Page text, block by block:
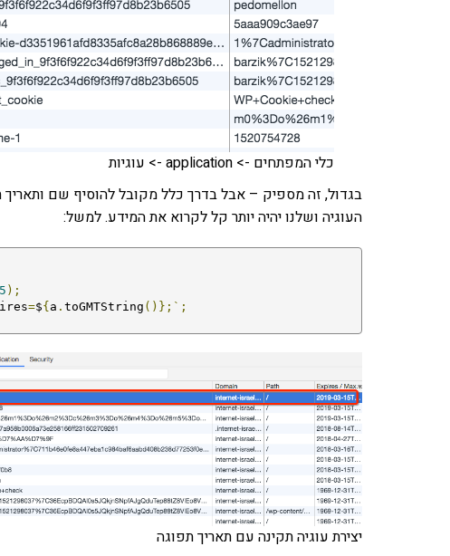
כלי המפתחים -> application -> עוגיות
בגדול, זה מספיק – אבל בדרך כלל מקובל להוסיף שם
העוגיה ושלנו יהיה יותר קל לקרוא את המידע. למשל:
);
=${ a .toGMTString ()};`;
יצירת עוגיה תקינה עם תאריך תפוגה